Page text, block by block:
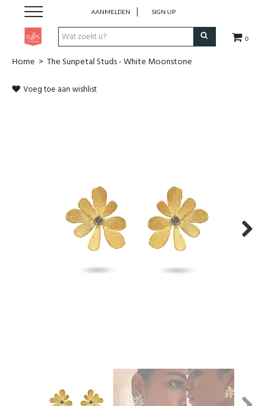
0
AANMELDEN SIGN UP
Pen & Papier
Cadeaubon
Home > The Sunpetal Studs - White Moonstone
Voeg toe aan wishlist